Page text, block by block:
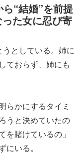
“結婚”を前提
た女に忍び寄
としている。姉に
ておらず、姉にも
らかにするタイミ
うと決めていたの
を賭けているの」
いる。